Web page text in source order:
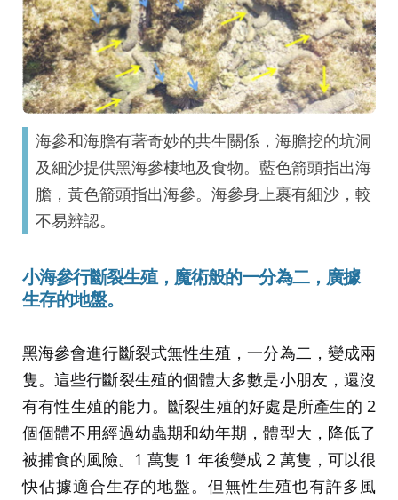
海參和海膽有著奇妙的共生關係，海膽挖的坑洞
及細沙提供黑海參棲地及食物。藍色箭頭指出海
膽，黃色箭頭指出海參。海參身上裹有細沙，較
不易辨認。
小海參行斷裂生殖，魔術般的一分為二，廣據
生存的地盤。
黑海參會進行斷裂式無性生殖，一分為二，變成兩
隻。這些行斷裂生殖的個體大多數是小朋友，還沒
有有性生殖的能力。斷裂生殖的好處是所產生的 2
個個體不用經過幼蟲期和幼年期，體型大，降低了
被捕食的風險。1 萬隻 1 年後變成 2 萬隻，可以很
快佔據適合生存的地盤。但無性生殖也有許多風